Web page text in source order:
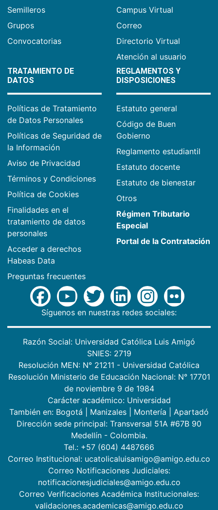
Semilleros
Grupos
Convocatorias
Campus Virtual
Correo
Directorio Virtual
Atención al usuario
TRATAMIENTO DE
DATOS
Políticas de Tratamiento
de Datos Personales
Políticas de Seguridad de
la Información
Aviso de Privacidad
Términos y Condiciones
Política de Cookies
Finalidades en el
tratamiento de datos
personales
Acceder a derechos
Habeas Data
Preguntas frecuentes
REGLAMENTOS Y
DISPOSICIONES
Estatuto general
Código de Buen
Gobierno
Reglamento estudiantil
Estatuto docente
Estatuto de bienestar
Otros
Régimen Tributario
Especial
Portal de la Contratación
Síguenos en nuestras redes sociales:
Razón Social: Universidad Católica Luis Amigó
SNIES: 2719
Resolución MEN: N° 21211 - Universidad Católica
Resolución Ministerio de Educación Nacional: N° 17701
de noviembre 9 de 1984
Carácter académico: Universidad
También en: Bogotá Manizales Montería
Apartadó
Dirección sede principal: Transversal 51A #67B 90
Medellín - Colombia.
Tel.: +57 (604) 4487666
Correo Institucional: ucatolicaluisamigo@amigo.edu.co
Correo Notificaciones Judiciales:
notificacionesjudiciales@amigo.edu.co
Correo Verificaciones Académica Institucionales:
validaciones.academicas@amigo.edu.co